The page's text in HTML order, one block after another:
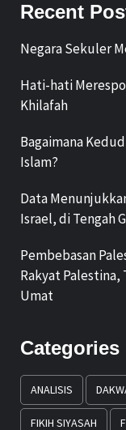
Recent
Negara Sekuler
Hati-hati
Khilafah
Bagaimana
Islam?
Data
Israel, di Tengah
Pembebasan
Rakyat
Umat
Categories
ANALISIS
FIKIH SIYASAH